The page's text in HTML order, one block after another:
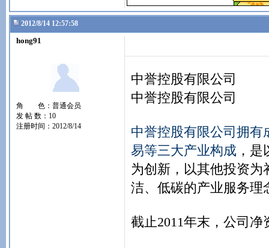
2012/8/14 12:57:58
hong91
角 色：普通会员
发 帖 数：10
注册时间：2012/8/14
中誉控股有限公司
中誉控股有限公司
中誉控股有限公司拥
易等三大产业构成 ，
为创新，以其他投资
洁、低碳的产业服务理
截止2011年末，公司净